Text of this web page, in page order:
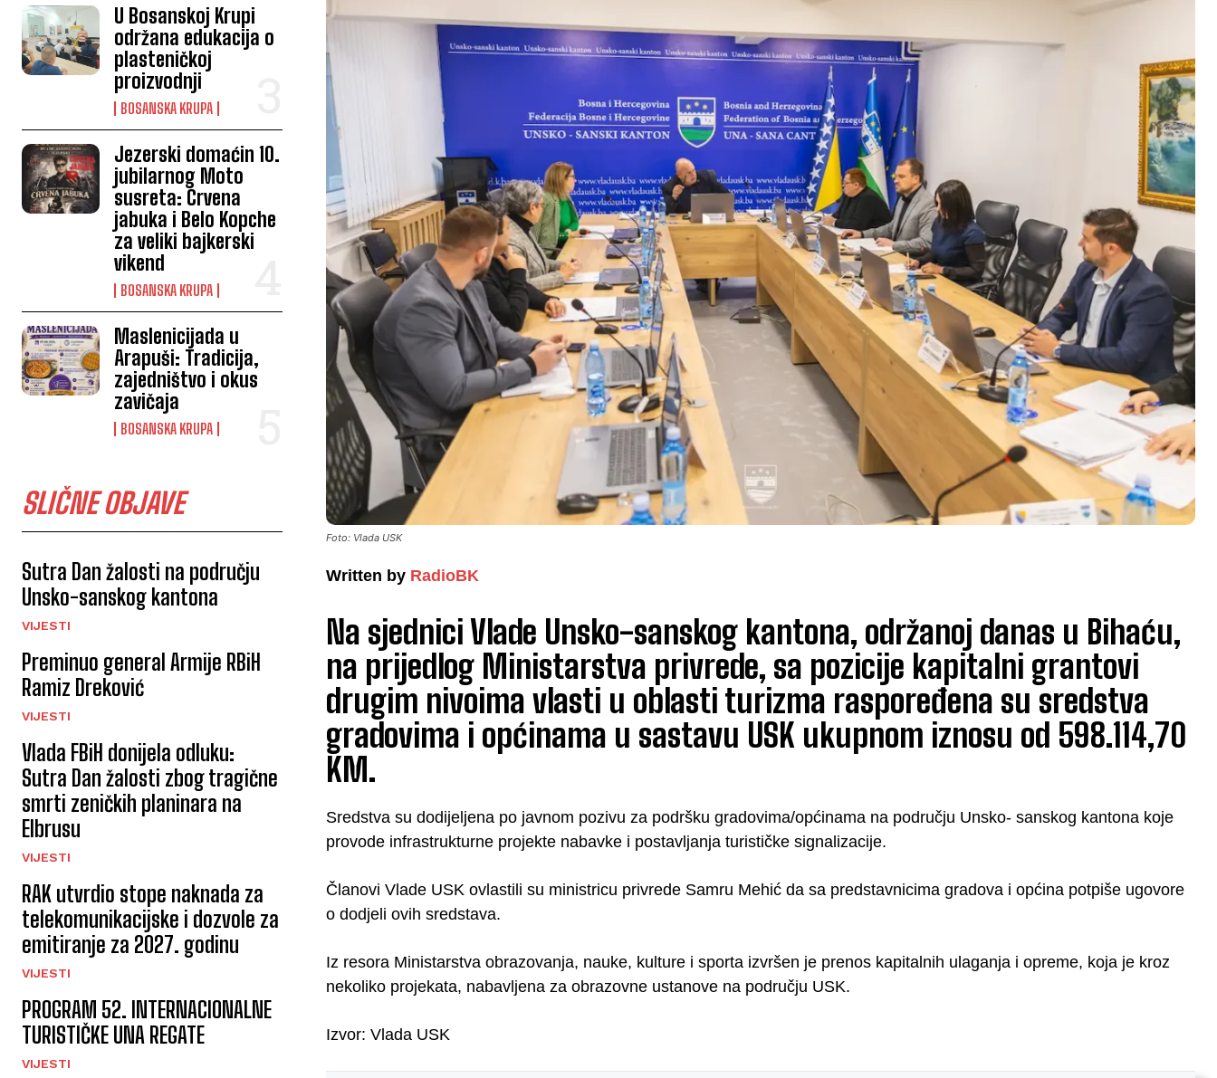
U Bosanskoj Krupi
održana edukacija o
plasteničkoj
proizvodnji
BOSANSKA KRUPA
Jezerski domaćin 10.
jubilarnog Moto
susreta: Crvena
jabuka i Belo Kopche
za veliki bajkerski
vikend
BOSANSKA KRUPA
Maslenicijada u
Arapuši: Tradicija,
zajedništvo i okus
zavičaja
BOSANSKA KRUPA
SLIČNE OBJAVE
Sutra Dan žalosti na području
Unsko-sanskog kantona
VIJESTI
Preminuo general Armije RBiH
Ramiz Dreković
VIJESTI
Vlada FBiH donijela odluku:
Sutra Dan žalosti zbog tragične
smrti zeničkih planinara na
Elbrusu
VIJESTI
RAK utvrdio stope naknada za
telekomunikacijske i dozvole za
emitiranje za 2027. godinu
VIJESTI
PROGRAM 52. INTERNACIONALNE
TURISTIČKE UNA REGATE
VIJESTI
Foto: Vlada USK
Written by RadioBK
Na sjednici Vlade Unsko-sanskog kantona, održanoj danas u Bihaću,
na prijedlog Ministarstva privrede, sa pozicije kapitalni grantovi
drugim nivoima vlasti u oblasti turizma raspoređena su sredstva
gradovima i općinama u sastavu USK ukupnom iznosu od 598.114,70
KM.
Sredstva su dodijeljena po javnom pozivu za podršku gradovima/općinama na području Unsko- sanskog kantona koje
provode infrastrukturne projekte nabavke i postavljanja turističke signalizacije.
Članovi Vlade USK ovlastili su ministricu privrede Samru Mehić da sa predstavnicima gradova i općina potpiše ugovore
o dodjeli ovih sredstava.
Iz resora Ministarstva obrazovanja, nauke, kulture i sporta izvršen je prenos kapitalnih ulaganja i opreme, koja je kroz
nekoliko projekata, nabavljena za obrazovne ustanove na području USK.
Izvor: Vlada USK